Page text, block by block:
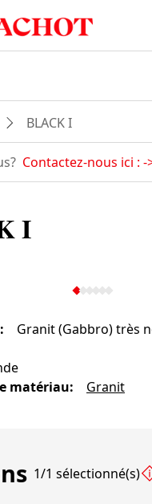
BLACK I
Contactez-nous ici : -
I
:
Granit (Gabbro) très
matériau: Granit
1/1 sélectionné(s)